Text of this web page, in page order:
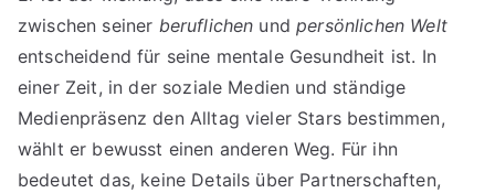
zwischen seiner beruflichen undpersönlichen Welt
entscheidend für seine mentale Gesundheit ist. In
einer Zeit, in der soziale Medien und ständige
Medienpräsenz den Alltag vieler Stars bestimmen,
wählt er bewusst einen anderen Weg. Für ihn
bedeutet das, keine Details über Partnerschaften,